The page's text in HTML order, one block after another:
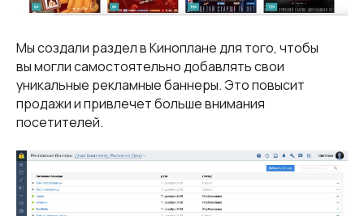
Мы создали раздел в Киноплане для того, чтобы
вы могли самостоятельно добавлять свои
уникальные рекламные баннеры. Это повысит
продажи и привлечет больше внимания
посетителей.